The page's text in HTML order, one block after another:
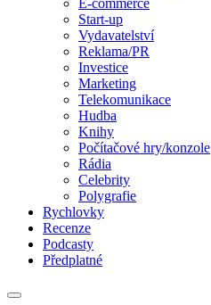
E-commerce
Start-up
Vydavatelství
Reklama/PR
Investice
Marketing
Telekomunikace
Hudba
Knihy
Počítačové hry/konzole
Rádia
Celebrity
Polygrafie
Rychlovky
Recenze
Podcasty
Předplatné